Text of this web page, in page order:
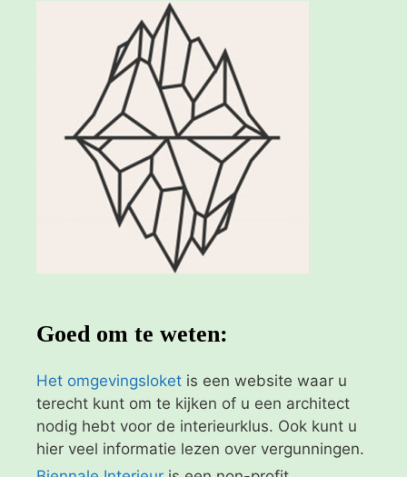
Goed om te weten:
Het omgevingsloket is een website waar u
terecht kunt om te kijken of u een architect
nodig hebt voor de interieurklus. Ook kunt u
hier veel informatie lezen over vergunningen.